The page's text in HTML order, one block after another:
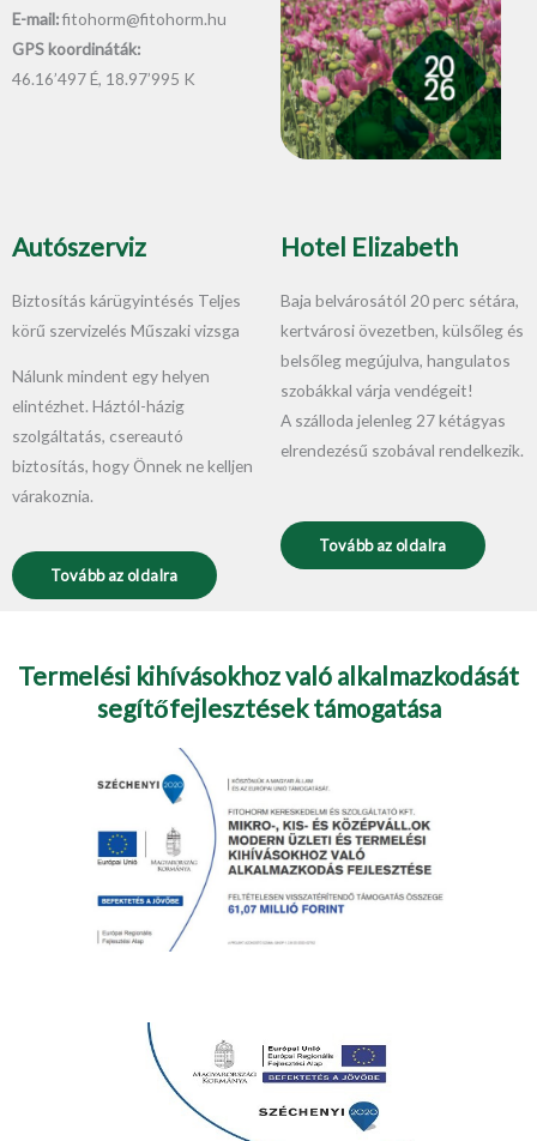
E-mail:fitohorm@fitohorm.hu
GPS koordináták:
46.16’497 É, 18.97’995 K
Autószerviz
Biztosítás kárügyintésés Teljes
körű szervizelés Műszaki vizsga
Nálunk mindent egy helyen
elintézhet. Háztól-házig
szolgáltatás, csereautó
biztosítás, hogy Önnek ne kelljen
várakoznia.
Tovább az oldalra
Hotel Elizabeth
Baja belvárosától 20 perc sétára,
kertvárosi övezetben, külsőleg és
belsőleg megújulva, hangulatos
szobákkal várja vendégeit!
A szálloda jelenleg 27 kétágyas
elrendezésű szobával rendelkezik.
Tovább az oldalra
Termelési kihívásokhoz való alkalmazkodását
segítőfejlesztések támogatása